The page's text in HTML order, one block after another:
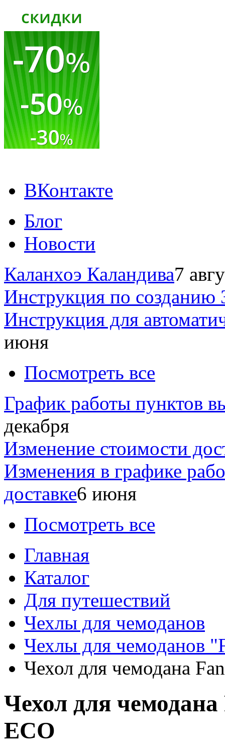
ВКонтакте
Блог
Новости
Каланхоэ Каландива7
Инструкция по созданию
Инструкция для
июня
Посмотреть все
График работы пунктов
декабря
Изменение стоимости
Изменения в графике
доставке6 июня
Посмотреть все
Главная
Каталог
Для путешествий
Чехлы для чемоданов
Чехлы для чемоданов
Чехол для чемодана
Чехол для
ECO